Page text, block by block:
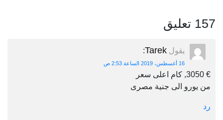
157 تعليق
يقول Tarek
:
16 أغسطس، 2019 الساعة 2:53 ص
€ 3050, كام اعلى سعر
من يورو الى جنية مصرى
رد